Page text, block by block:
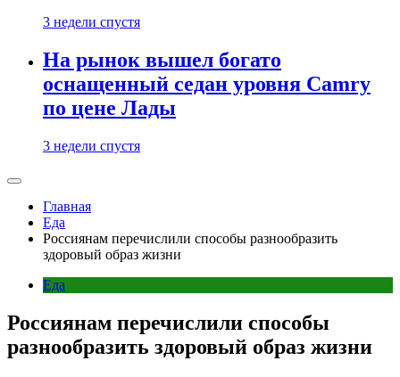
3 недели спустя
На рынок вышел богато
оснащенный седан уровня Camry
по цене Лады
3 недели спустя
Главная
Еда
Россиянам перечислили способы разнообразить
здоровый образ жизни
Еда
Россиянам перечислили способы
разнообразить здоровый образ жизни